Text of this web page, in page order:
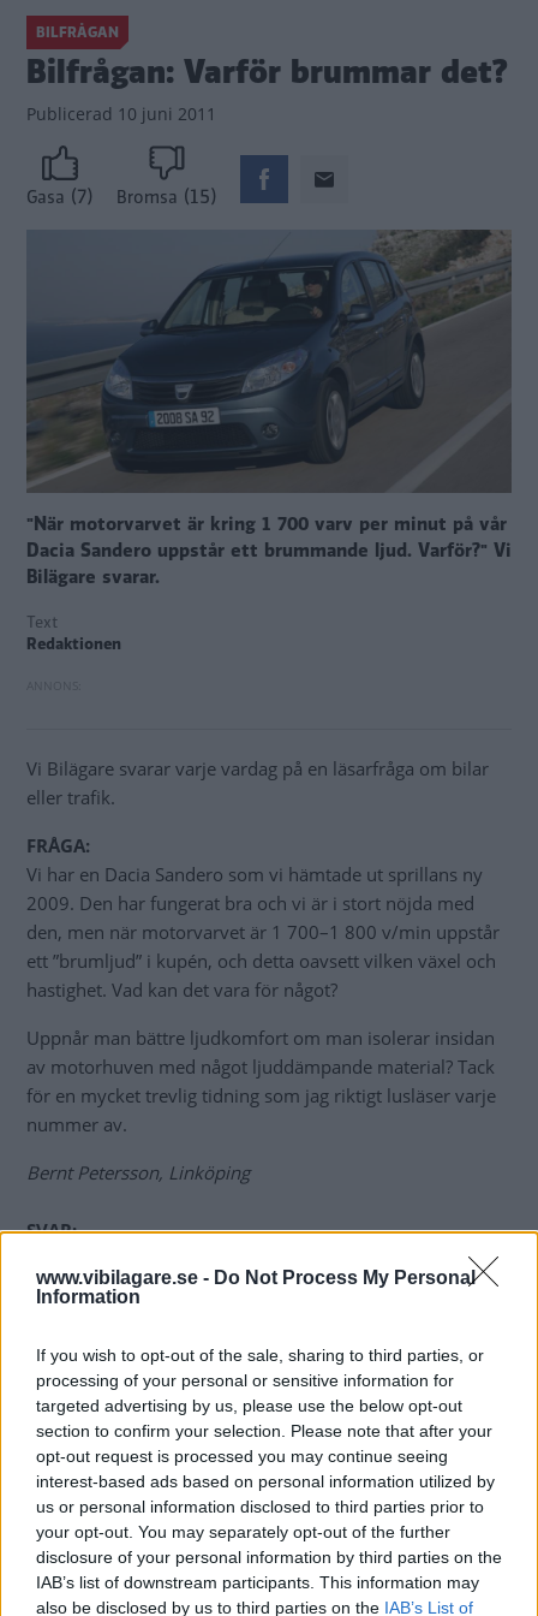
www.vibilagare.se - Do Not Process My Personal
Information
If you wish to opt-out of the sale, sharing to third parties, or
processing of your personal or sensitive information for
targeted advertising by us, please use the below opt-out
section to confirm your selection. Please note that after your
opt-out request is processed you may continue seeing
interest-based ads based on personal information utilized by
us or personal information disclosed to third parties prior to
your opt-out. You may separately opt-out of the further
disclosure of your personal information by third parties on the
IAB’s list of downstream participants. This information may
also be disclosed by us to third parties on the IAB’s List of
BILFRÅGAN
Bilfrågan: Varför brummar det?
Publicerad 10 juni 2011
Gasa (7) Bromsa (15)
"När motorvarvet är kring 1 700 varv per minut på vår
Dacia Sandero uppstår ett brummande ljud. Varför?" Vi
Bilägare svarar.
Text
Redaktionen
Vi Bilägare svarar varje vardag på en läsarfråga om bilar
eller trafik.
FRÅGA:
Vi har en Dacia Sandero som vi hämtade ut sprillans ny
2009. Den har fungerat bra och vi är i stort nöjda med
den, men när motorvarvet är 1 700–1 800 v/min uppstår
ett ”brumljud” i kupén, och detta oavsett vilken växel och
hastighet. Vad kan det vara för något?
Uppnår man bättre ljudkomfort om man isolerar insidan
av motorhuven med något ljuddämpande material? Tack
för en mycket trevlig tidning som jag riktigt lusläser varje
nummer av.
Bernt Petersson, Linköping
SVAR:
Att ge ett bra svar på detta är omöjligt utan att ha hört
motorn. Alla raka fyrcylindriga motorer har emellertid en
varvtal. Det kan också bero på någon störning i tändnings-
eller insprutningssystemet så det hela måste utredas på en
verkstad.
Att isolera motorhuven med ljuddämpande material kan
vara mycket effektivt men tar inte bort vibrationerna.
Bengt Dieden, Vi Bilägare
Diskutera: Hur skulle du svara på frågan?